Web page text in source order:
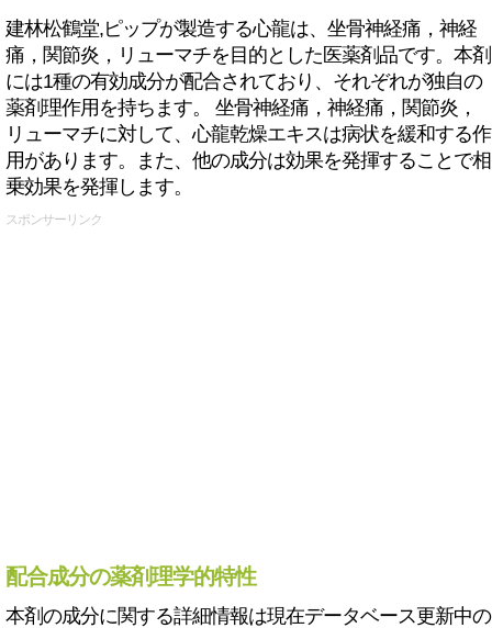
建林松鶴堂,ピップが製造する心龍は、坐骨神経痛，神経
痛，関節炎，リューマチを目的とした医薬剤品です。本剤
には1種の有効成分が配合されており、それぞれが独自の
薬剤理作用を持ちます。 坐骨神経痛，神経痛，関節炎，
リューマチに対して、心龍乾燥エキスは病状を緩和する作
用があります。また、他の成分は効果を発揮することで相
乗効果を発揮します。
スポンサーリンク
配合成分の薬剤理学的特性
本剤の成分に関する詳細情報は現在データベース更新中の